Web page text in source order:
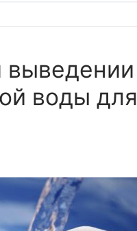
выведении
воды для